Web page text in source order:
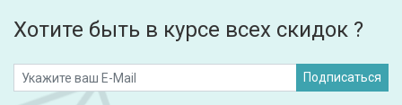
Хотите быть в курсе всех скидок ?
Подписаться